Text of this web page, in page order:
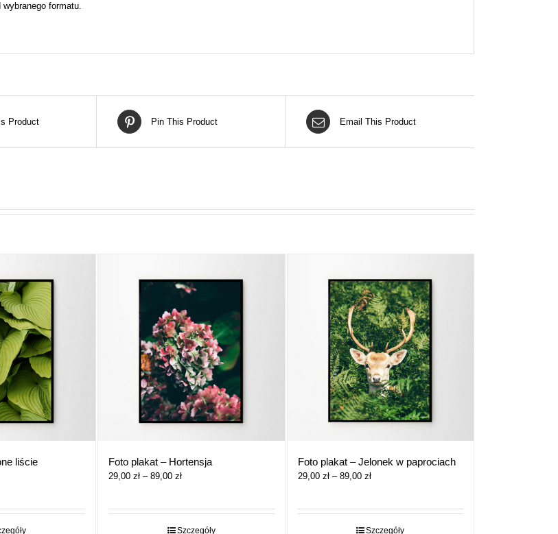
formatu.
Product Pin This Product Email This Product
liście
zł
Foto plakat – Hortensja
29,00 zł – 89,00 złZakres
29,00 zł
do
Szczegóły
Foto plakat – Jelonek w paprociach
29,00 zł – 89,00 złZakres
29,00 zł
do
Szczegóły